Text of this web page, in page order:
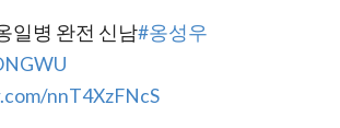
일병 완전 신남#옹성우
nnT4XzFNcS